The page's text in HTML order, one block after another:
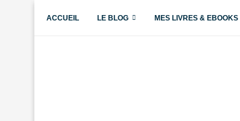
ACCUEIL LE BLOG MES LIVRES & EBOOKS